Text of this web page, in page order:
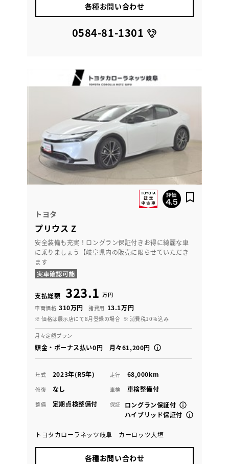
各種お問い合わせ
0584-81-1301
トヨタ
プリウス Z
安全装備も充実！ロングラン保証付きお得に綺麗な車
に乗りましょう【岐阜県内の販売に限らせていただき
ます
支払総額 323.1 万円
車両価格 310万円 諸費用 13.1万円
※ 価格は展示店にて8月登録の場合 ※ 消費税10％込み
月々定額プラン
頭金・ボーナス払い0円 月々61,200円
年式 2023年(R5年) 走行 68,000km
修復 なし 車検 車検整備付
整備 定期点検整備付 保証
ロングラン保証付
ハイブリッド保証付
トヨタカローラネッツ岐阜 カーロッツ大垣
各種お問い合わせ